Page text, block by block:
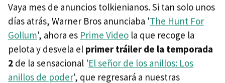
Vaya mes de anuncios tolkienianos. Si tan solo unos
días atrás, Warner Bros anunciaba 'The Hunt For
Gollum', ahora es Prime Video la que recoge la
pelota y desvela el primer tráiler de la temporada
2 de la sensacional 'El señor de los anillos: Los
anillos de poder', que regresará a nuestras